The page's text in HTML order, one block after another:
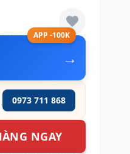
APP -100K
→
0973 711 868
NGAY